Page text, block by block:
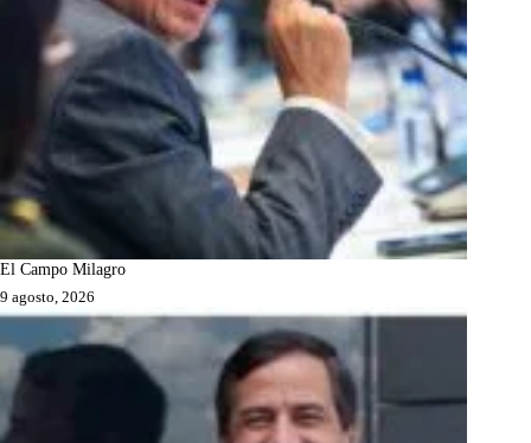
El Campo Milagro
9 agosto, 2026